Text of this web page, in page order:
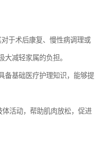
于术后康复、慢性病调理或
减轻家属的负担。
备基础医疗护理知识，能够提
活动，帮助肌肉放松，促进